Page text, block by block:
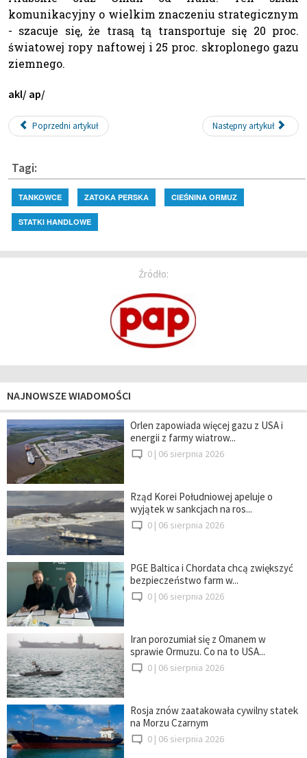
komunikacyjny o wielkim znaczeniu strategicznym
- szacuje się, że trasą tą transportuje się 20 proc.
światowej ropy naftowej i 25 proc. skroplonego gazu
ziemnego.
akl/ ap/
Poprzedni artykuł Następny artykuł
Tagi:
TANKOWCE ZATOKA PERSKA CIEŚNINA ORMUZ
STATKI HANDLOWE
Źródło:
NAJNOWSZE WIADOMOŚCI
Orlen zapowiada więcej gazu z USA i
energii z farmy wiatrow...
0 | 06 sierpnia 2026
Rząd Korei Południowej apeluje o
wyjątek w sankcjach na ros...
0 | 06 sierpnia 2026
PGE Baltica i Chordata chcą zwiększyć
bezpieczeństwo farm w...
0 | 06 sierpnia 2026
Iran porozumiał się z Omanem w
sprawie Ormuzu. Co na to USA...
0 | 06 sierpnia 2026
Rosja znów zaatakowała cywilny statek
na Morzu Czarnym
0 | 06 sierpnia 2026